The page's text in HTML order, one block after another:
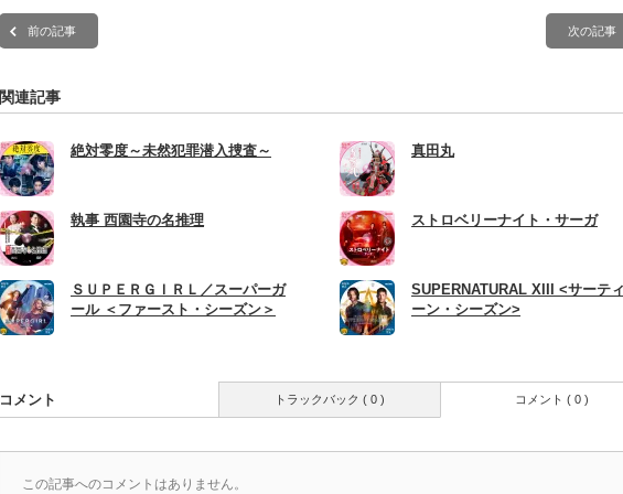
前の記事 次の記事
関連記事
絶対零度～未然犯罪潜入捜査～ 真田丸
執事 西園寺の名推理 ストロベリーナイト・サーガ
ＳＵＰＥＲＧＩＲＬ／スーパーガ
ール ＜ファースト・シーズン＞
SUPERNATURAL XIII <サーテ
ーン・シーズン>
コメント トラックバック ( 0 ) コメント ( 0 )
この記事へのコメントはありません。